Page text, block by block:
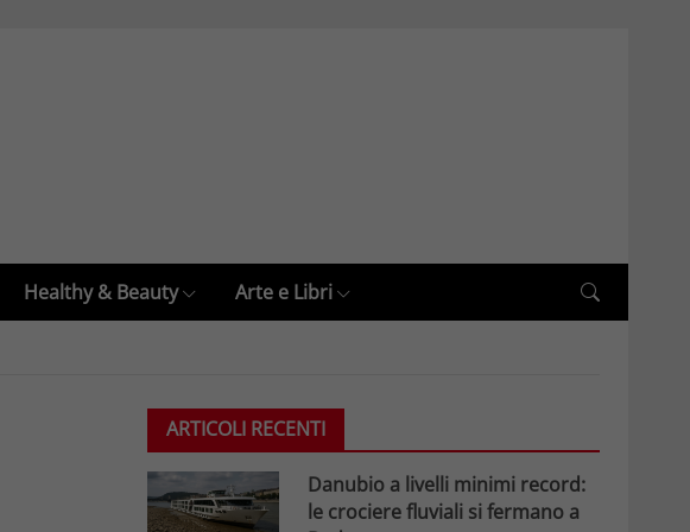
Healthy & Beauty Arte e Libri
ARTICOLI RECENTI
Danubio a livelli minimi record:
le crociere fluviali si fermano a